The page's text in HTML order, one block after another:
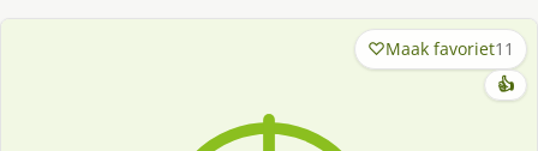
Maak favoriet11
👍